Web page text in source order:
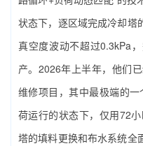
状态下，逐区域完成冷却塔
真空度波动不超过0.3kPa
产。2026年上半年，他们
维修项目，其中最极端的
荷运行的状态下，仅用72
塔的填料更换和布水系统全